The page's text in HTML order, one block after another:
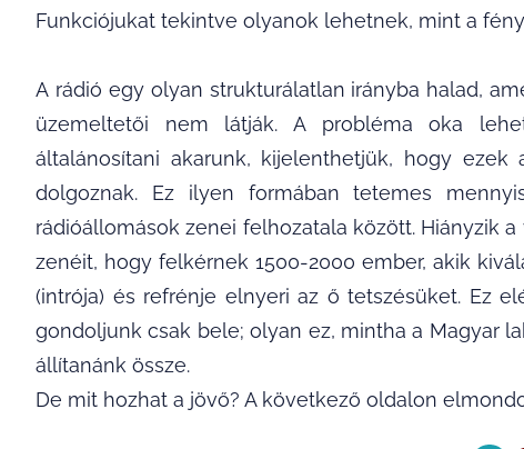
Funkciójukat tekintve olyanok lehetnek, mint a
A rádió egy olyan strukturálatlan irányba halad,
üzemeltetői nem látják. A probléma oka
általánosítani akarunk, kijelenthetjük, hogy
dolgoznak. Ez ilyen formában tetemes
rádióállomások zenei felhozatala között. Hiányzik
zenéit, hogy felkérnek 1500-2000 ember, akik
(intrója) és refrénje elnyeri az ő tetszésüket. Ez
gondoljunk csak bele; olyan ez, mintha a Magyar
állítanánk össze.
De mit hozhat a jövő? A következő oldalon